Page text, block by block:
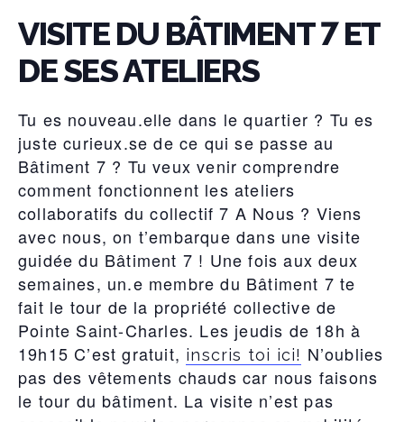
VISITE DU BÂTIMENT 7 ET
DE SES ATELIERS
Tu es nouveau.elle dans le quartier ? Tu es
juste curieux.se de ce qui se passe au
Bâtiment 7 ? Tu veux venir comprendre
comment fonctionnent les ateliers
collaboratifs du collectif 7 A Nous ? Viens
avec nous, on t’embarque dans une visite
guidée du Bâtiment 7 ! Une fois aux deux
semaines, un.e membre du Bâtiment 7 te
fait le tour de la propriété collective de
Pointe Saint-Charles. Les jeudis de 18h à
19h15 C’est gratuit, inscris toi ici! N’oublies
pas des vêtements chauds car nous faisons
le tour du bâtiment. La visite n’est pas